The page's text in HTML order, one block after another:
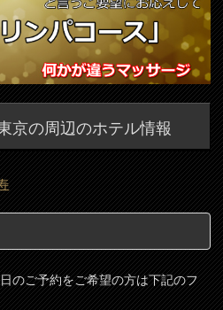
京の周辺のホテル情報
のご予約をご希望の方は下記のフ